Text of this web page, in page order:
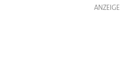
ANZEIGE